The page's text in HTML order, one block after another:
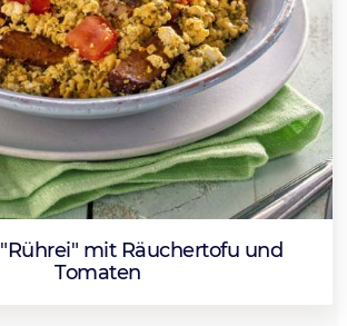
mit Räuchertofu und
Tomaten